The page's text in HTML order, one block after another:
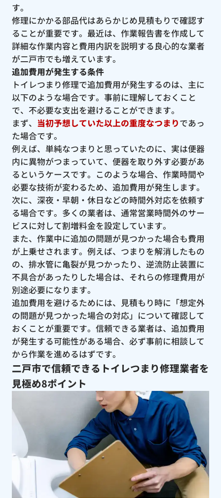
す。
修理にかかる部品代はあらかじめ見積もりで確認す
ることが重要です。最近は、作業報告書を作成して
詳細な作業内容と費用内訳を説明する良心的な業者
が二戸市でも増えています。
追加費用が発生する条件
トイレつまり修理で追加費用が発生するのは、主に
以下のような場合です。事前に理解しておくこと
で、不必要な支出を避けることができます。
まず、 当初予想していた以上の重度なつまりであっ
た場合です。
例えば、単純なつまりと思っていたのに、実は便器
内に異物がつまっていて、便器を取り外す必要があ
るというケースです。このような場合、作業時間や
必要な技術が変わるため、追加費用が発生します。
次に、深夜・早朝・休日などの時間外対応を依頼す
る場合です。多くの業者は、通常営業時間外のサー
ビスに対して割増料金を設定しています。
また、作業中に追加の問題が見つかった場合も費用
が上乗せされます。例えば、つまりを解消したもの
の、排水管に亀裂が見つかったり、逆流防止装置に
不具合があったりした場合は、それらの修理費用が
別途必要になります。
追加費用を避けるためには、見積もり時に「想定外
の問題が見つかった場合の対応」について確認して
おくことが重要です。信頼できる業者は、追加費用
が発生する可能性がある場合、必ず事前に相談して
から作業を進めるはずです。
二戸市で信頼できるトイレつまり修理業者を
見極め8ポイント